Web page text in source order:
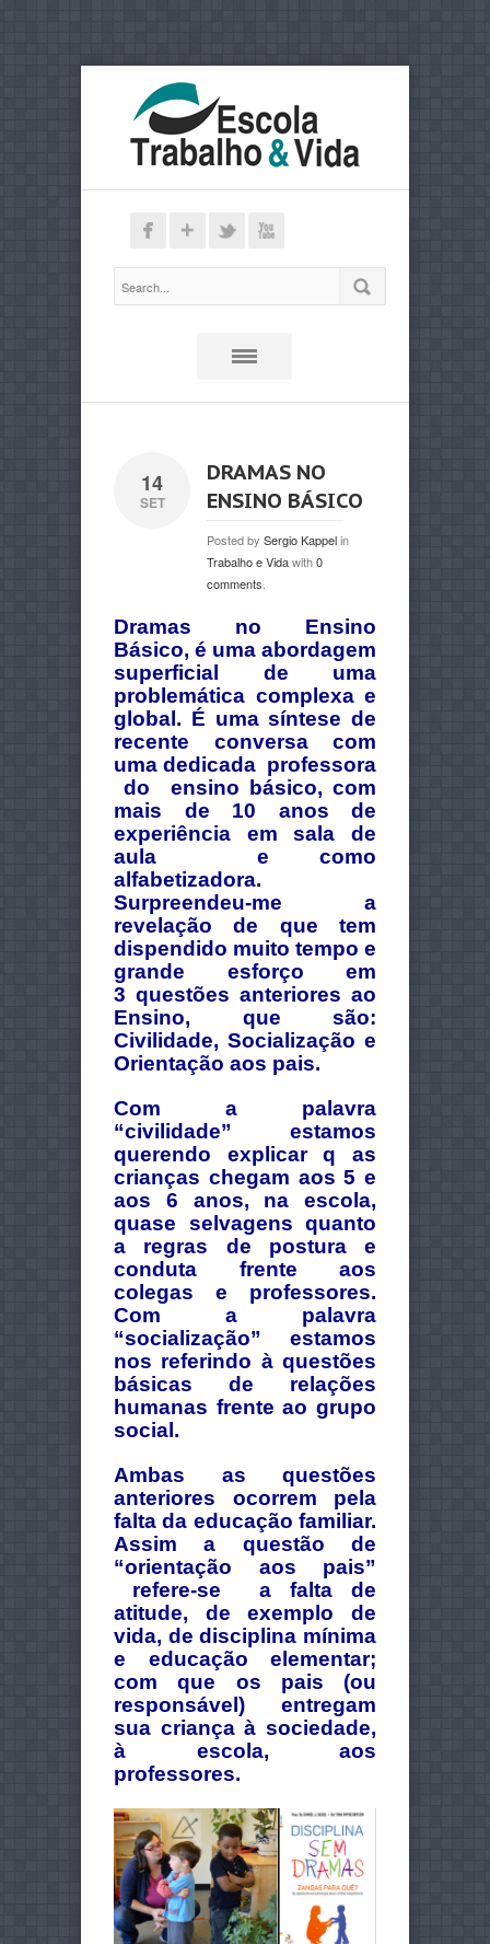
14
SET
DRAMAS NO
ENSINO BÁSICO
Posted by Sergio Kappelin
Trabalho e Vidawith0
comments
Dramas no Ensino
Básico, é uma abordagem
superficial de uma
problemática complexa e
global. É uma síntese de
recente conversa com
uma dedicada professora
do ensino básico, com
mais de 10 anos de
experiência em sala de
aula e como
alfabetizadora.
Surpreendeu-me a
revelação de que tem
dispendido muito tempo e
grande esforço em
3 questões anteriores ao
Ensino, que são:
Civilidade, Socialização e
Orientação aos pais.
Com a palavra
“civilidade” estamos
querendo explicar q as
crianças chegam aos 5 e
aos 6 anos, na escola,
quase selvagens quanto
a regras de postura e
conduta frente aos
colegas e professores.
Com a palavra
“socialização” estamos
nos referindo à questões
básicas de relações
humanas frente ao grupo
social.
Ambas as questões
anteriores ocorrem pela
falta da educação familiar.
Assim a questão de
“orientação aos pais”
refere-se a falta de
atitude, de exemplo de
vida, de disciplina mínima
e educação elementar;
com que os pais (ou
responsável) entregam
sua criança à sociedade,
à escola, aos
professores.